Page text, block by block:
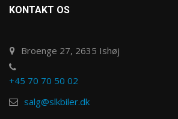
KONTAKT OS
Broenge 27, 2635 Ishøj
+45 70 70 50 02
salg@slkbiler.dk